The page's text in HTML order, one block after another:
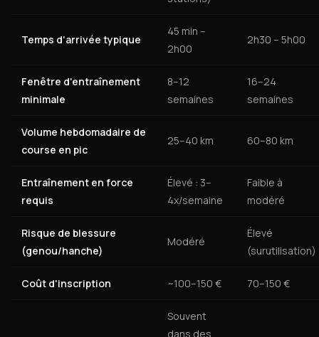
Temps d'arrivée typique
45 min –
2h00
2h30 – 5h00
Fenêtre d'entraînement
minimale
8–12
semaines
16–24
semaines
Volume hebdomadaire de
course en pic
25–40 km 60–80 km
Entraînement en force
requis
Élevé : 3–
4x/semaine
Faible à
modéré
Risque de blessure
(genou/hanche)
Modéré
Élevé
(surutilisation)
Coût d'inscription ~100–150 € 70–150 €
Souvent
dans des